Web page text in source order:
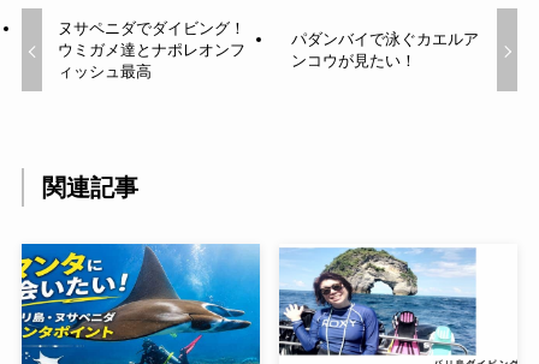
ヌサペニダでダイビング！
ウミガメ達とナポレオンフ
ィッシュ最高
パダンバイで泳ぐカエルア
ンコウが見たい！
関連記事